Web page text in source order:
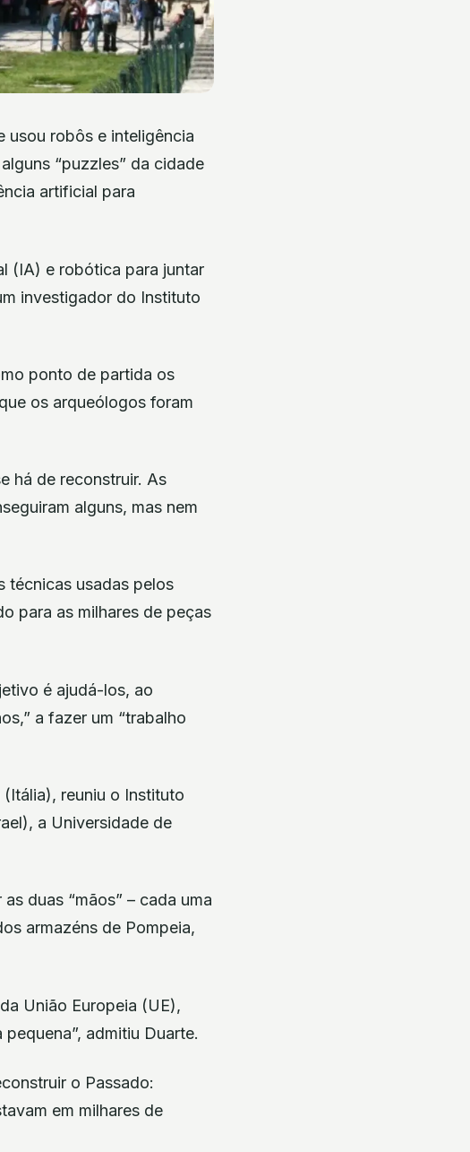
usou robôs e inteligência
“puzzles” da cidade
artificial para
(IA) e robótica para juntar
investigador do Instituto
ponto de partida os
os arqueólogos foram
há de reconstruir. As
alguns, mas nem
técnicas usadas pelos
para as milhares de peças
é ajudá-los, ao
a fazer um “trabalho
reuniu o Instituto
a Universidade de
duas “mãos” – cada uma
armazéns de Pompeia,
União Europeia (UE),
admitiu Duarte.
o Passado:
em milhares de